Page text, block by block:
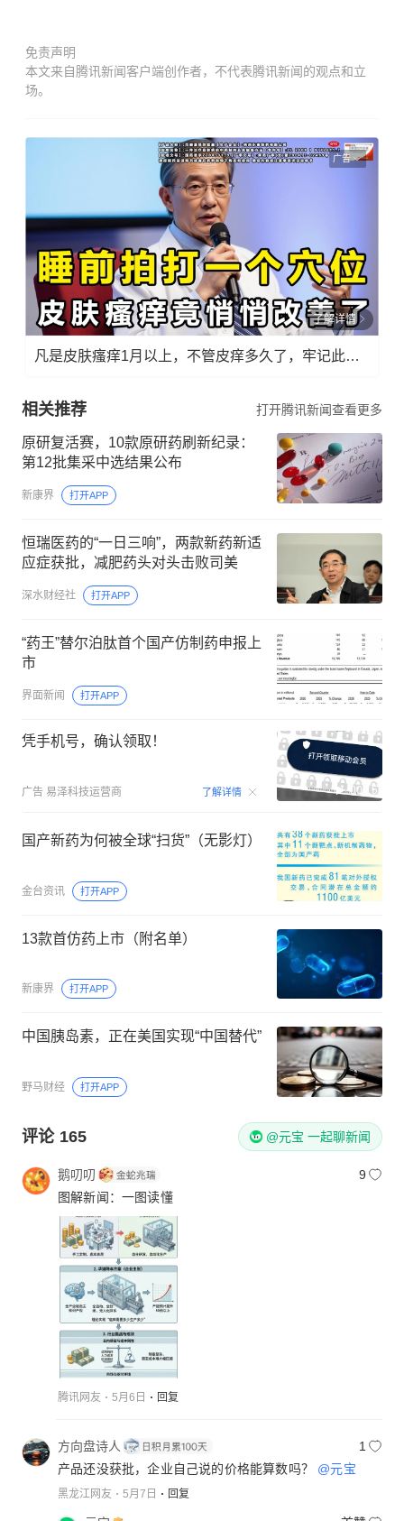
免责声明
本文来自腾讯新闻客户端创作者，不代表腾讯新闻的观点和立
场。
广告
了解详情
凡是皮肤瘙痒1月以上，不管皮痒多久了，牢记此法，快！准！狠！
相关推荐 打开腾讯新闻查看更多
原研复活赛，10款原研药刷新纪录：
第12批集采中选结果公布
新康界 打开APP
恒瑞医药的“一日三响”，两款新药新适
应症获批，减肥药头对头击败司美
深水财经社 打开APP
“药王”替尔泊肽首个国产仿制药申报上
市
界面新闻 打开APP
凭手机号，确认领取！
广告 易泽科技运营商 了解详情 00:15
国产新药为何被全球“扫货”（无影灯）
金台资讯 打开APP
13款首仿药上市（附名单）
新康界 打开APP
中国胰岛素，正在美国实现“中国替代”
野马财经 打开APP
评论 165 @元宝 一起聊新闻
鹅叨叨
9
图解新闻：一图读懂
腾讯网友 5月6日 回复
方向盘诗人
1
产品还没获批，企业自己说的价格能算数吗？ @元宝
黑龙江网友 5月7日 回复